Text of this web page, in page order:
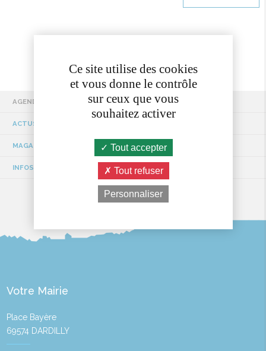
AGENDA
ACTUS / EVÉNEMENTS
MAGAZINE MUNICIPAL
INFOS TRAVAUX
Votre Mairie
Place Bayère
69574 DARDILLY
Ce site utilise des cookies
et vous donne le contrôle
sur ceux que vous
souhaitez activer
Tout accepter
Tout refuser
Personnaliser